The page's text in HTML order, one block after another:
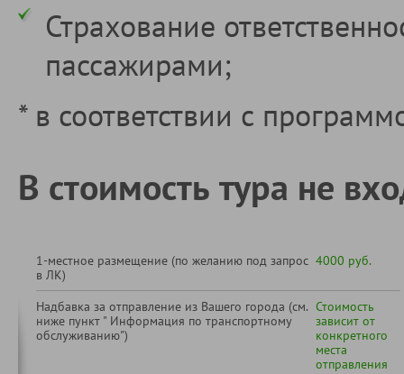
Страхование
пассажирами;
* в соответствии с
В стоимость тура не
1-местное размещение (по желанию под запрос
в ЛК)
4000 руб.
Надбавка за отправление из Вашего города (см.
ниже пункт " Информация по транспортному
обслуживанию")
Стоимость
зависит от
конкретного
места
отправления